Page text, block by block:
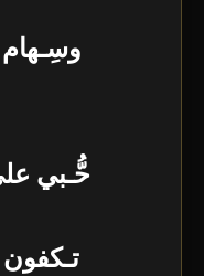
حُّـبي